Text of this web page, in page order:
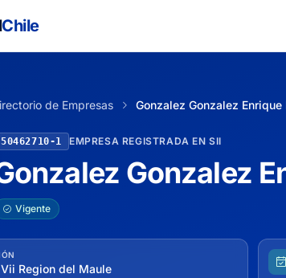
Chile
de Empresas Gonzalez Gonzalez Enrique
50462710-1 EMPRESA REGISTRADA EN SII
Gonzalez
Vigente
Region del Maule